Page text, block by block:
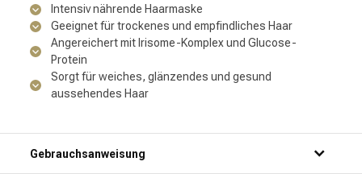
Intensiv nährende Haarmaske
Geeignet für trockenes und empfindliches Haar
Angereichert mit Irisome-Komplex und Glucose-
Protein
Sorgt für weiches, glänzendes und gesund
aussehendes Haar
Gebrauchsanweisung